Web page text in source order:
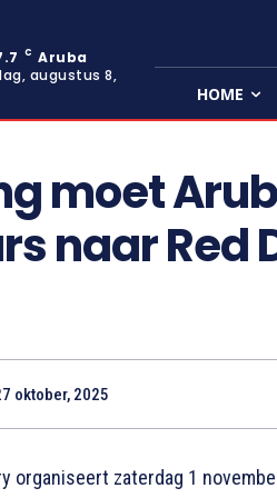
C Aruba
augustus 8,
HOME
moet
naar Red
oktober, 2025
organiseert zaterdag 1